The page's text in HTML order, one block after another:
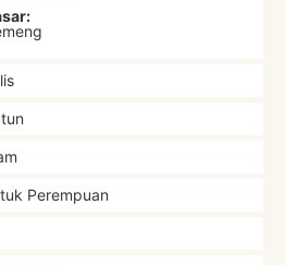
Perempuan